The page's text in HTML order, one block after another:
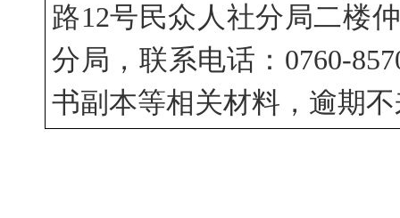
路12号民众人社分局二楼
分局，联系电话：0760-
书副本等相关材料，逾期